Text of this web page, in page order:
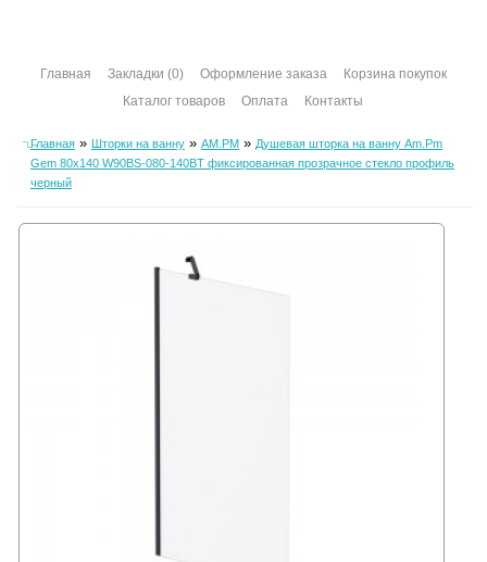
Главная Закладки (0) Оформление заказа
Корзина покупок
Каталог товаров
Оплата Контакты
Главная» Шторки на ванну» AM.PM» Душевая шторка на ванну Am.Pm
Gem 80х140 W90BS-080-140BT фиксированная прозрачное стекло профиль
черный